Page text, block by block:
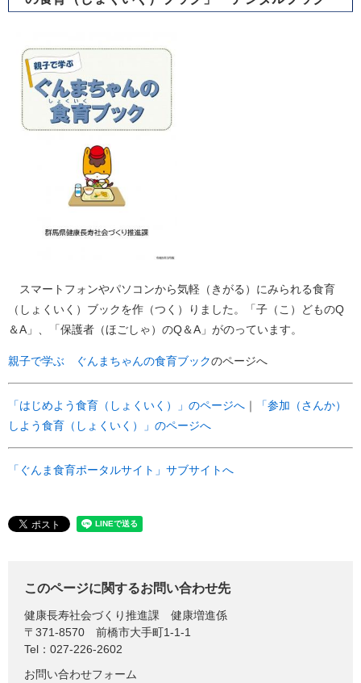
スマートフォンやパソコンから気軽（きがる）にみられる食育
（しょくいく）ブックを作（つく）りました。「子（こ）どものQ
＆A」、「保護者（ほごしゃ）のQ＆A」がのっています。
親子で学ぶ ぐんまちゃんの食育ブックのページへ
「はじめよう食育（しょくいく）」のページへ ｜
「参加（さんか）
しよう食育（しょくいく）」のページへ
「ぐんま食育ポータルサイト」サブサイトへ
このページに関するお問い合わせ先
健康長寿社会づくり推進課
健康増進係
〒371-8570
前橋市大手町1-1-1
Tel：027-226-2602
お問い合わせフォーム